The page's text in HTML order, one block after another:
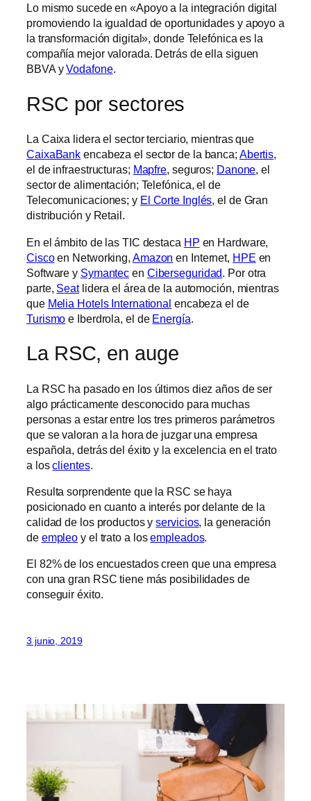
Lo mismo sucede en «Apoyo a la integración digital
promoviendo la igualdad de oportunidades y apoyo a
la transformación digital», donde Telefónica es la
compañía mejor valorada. Detrás de ella siguen
BBVA yVodafone.
RSC por sectores
La Caixa lidera el sector terciario, mientras que
CaixaBank encabeza el sector de la banca; Abertis,
el de infraestructuras; Mapfre, seguros; Danone, el
sector de alimentación; Telefónica, el de
Telecomunicaciones; y El Corte Inglés, el de Gran
distribución y Retail.
En el ámbito de las TIC destaca HP en Hardware,
Ciscoen Networking, Amazon en Internet, HPE en
Software y Symantec en Ciberseguridad . Por otra
parte, Seatlidera el área de la automoción, mientras
que Melia Hotels International encabeza el de
Turismo e Iberdrola, el de Energía
La RSC, en auge
La RSC ha pasado en los últimos diez años de ser
algo prácticamente desconocido para muchas
personas a estar entre los tres primeros parámetros
que se valoran a la hora de juzgar una empresa
española, detrás del éxito y la excelencia en el trato
a losclientes.
Resulta sorprendente que la RSC se haya
posicionado en cuanto a interés por delante de la
calidad de los productos yservicios, la generación
de empleo y el trato a losempleados.
El 82% de los encuestados creen que una empresa
con una gran RSC tiene más posibilidades de
conseguir éxito.
3 junio, 2019